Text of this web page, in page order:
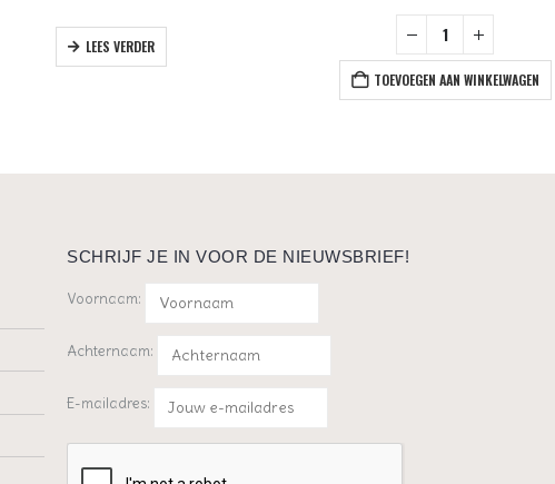
LEES VERDER
TOEVOEGEN AAN WINKELWAGEN
SCHRIJF JE IN VOOR DE NIEUWSBRIEF!
Voornaam:
Achternaam:
E-mailadres: